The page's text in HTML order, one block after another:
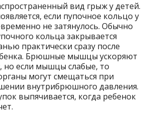
вид грыж у детей.
если пупочное кольцо у
не затянулось. Обычно
кольца закрывается
практически сразу после
Брюшные мышцы ускоряют
но если мышцы слабые, то
могут смещаться при
внутрибрюшного давления.
выпячивается, когда ребенок